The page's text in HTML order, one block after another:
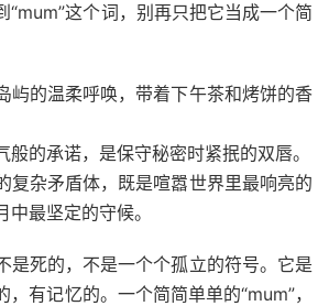
“mum”这个词，别再只把它当成一个简
屿的温柔呼唤，带着下午茶和烤饼的香
般的承诺，是保守秘密时紧抿的双唇。
复杂矛盾体，既是喧嚣世界里最响亮的
最坚定的守候。
是死的，不是一个个孤立的符号。它是
有记忆的。一个简简单单的“mum”，